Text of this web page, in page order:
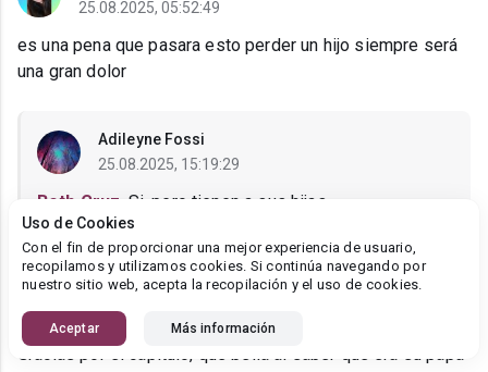
25.08.2025, 05:52:49
es una pena que pasara esto perder un hijo siempre será
una gran dolor
Adileyne Fossi
25.08.2025, 15:19:29
Beth Cruz , Si, pero tienen a sus hijas
Yayoi
23.08.2025, 22:22:54
Gracias por el capitulo, que bella al saber que era su papá
Uso de Cookies
Con el fin de proporcionar una mejor experiencia de usuario,
recopilamos y utilizamos cookies. Si continúa navegando por
nuestro sitio web, acepta la recopilación y el uso de cookies.
Aceptar Más información